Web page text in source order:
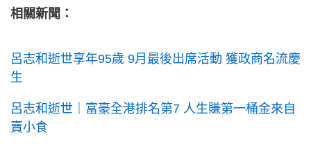
相關新聞：
呂志和逝世享年95歲 9月最後出席活動 獲政商名流慶
生
呂志和逝世｜富豪全港排名第7 人生賺第一桶金來自
賣小食